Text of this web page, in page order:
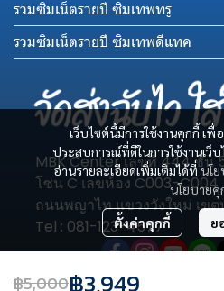
฿5,000฿3,949
เว็บไซต์นี้มีการใช้งานคุกกี้ เ
ประสบการณ์ที่ดีในการใช้งานเว็
อ่านรายละเอียดเพิ่มเติมได้ที่นโ
นโยบายคุ
ตั้งค่าคุกกี้ ย
รวมซิมเน็ตรายปี ซิมเทพทรู
รวมซิมเน็ตรายปี ซิมเทพดีแทค
MBK Center เลขที่ 444 ชั้น
โซน C เลขห้อง C003-C004
ถนนพญาไท แขวงวังใหม่ เขต
Tel : 081-123-4577